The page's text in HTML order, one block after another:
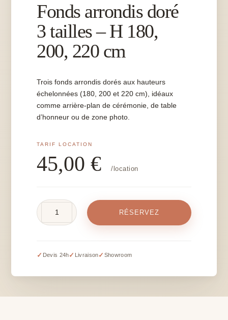
Fonds arrondis doré
3 tailles – H 180,
200, 220 cm
Trois fonds arrondis dorés aux hauteurs
échelonnées (180, 200 et 220 cm), idéaux
comme arrière-plan de cérémonie, de table
d’honneur ou de zone photo.
45,00€ /location
doré
tailles
RÉSERVEZ
✓ Devis 24h✓ Livraison✓ Showroom